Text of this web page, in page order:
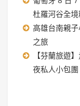
杜羅河谷全
高雄台南親
之旅
【芬蘭旅遊
夜私人小包團